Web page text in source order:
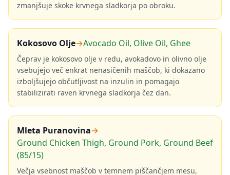
zmanjšuje skoke krvnega sladkorja po obroku.
Kokosovo Olje→Avocado Oil, Olive Oil, Ghee
Čeprav je kokosovo olje v redu, avokadovo in olivno olje
vsebujejo več enkrat nenasičenih maščob, ki dokazano
izboljšujejo občutljivost na inzulin in pomagajo
stabilizirati raven krvnega sladkorja čez dan.
Mleta Puranovina→
Ground Chicken Thigh, Ground Pork, Ground Beef
(85/15)
Večja vsebnost maščob v temnem piščančjem mesu,